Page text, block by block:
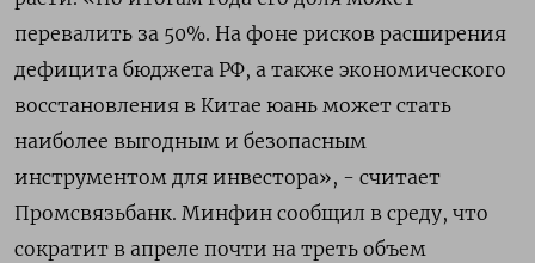
перевалить за 50%. На фоне рисков расширения
дефицита бюджета РФ, а также экономического
восстановления в Китае юань может стать
наиболее выгодным и безопасным
инструментом для инвестора», - считает
Промсвязьбанк. Минфин сообщил в среду, что
сократит в апреле почти на треть объем